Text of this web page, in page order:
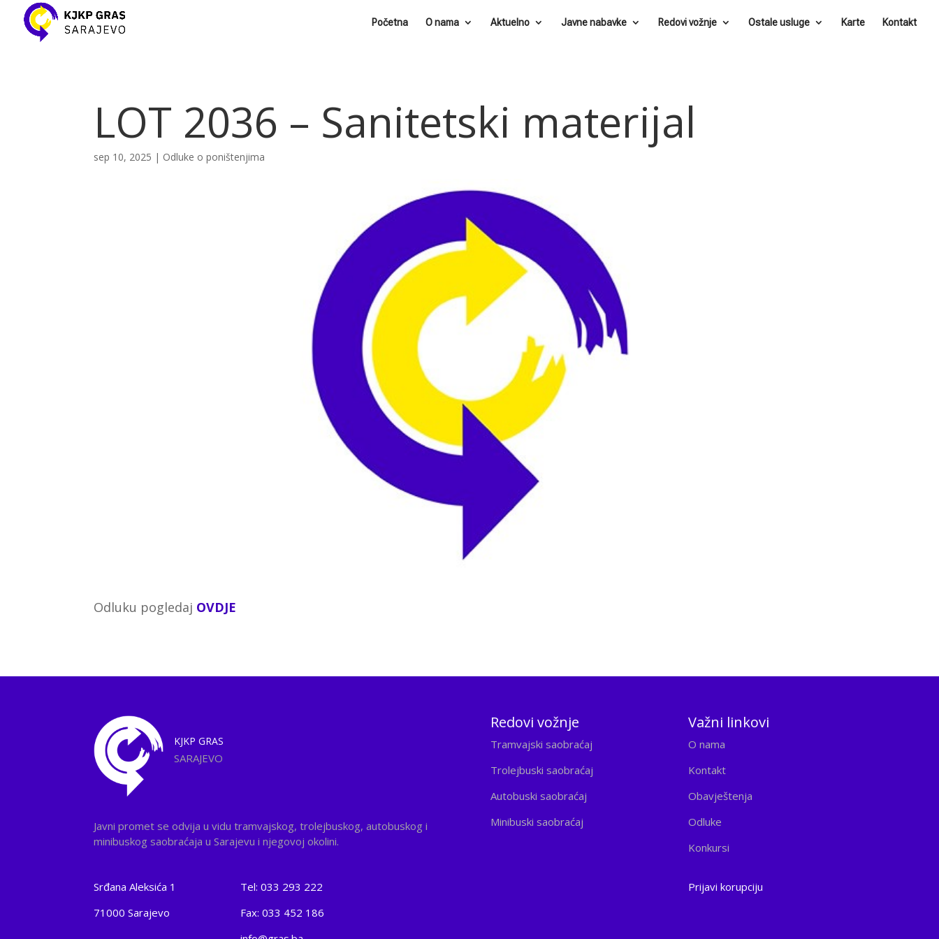
Početna O nama Aktuelno Javne nabavke Redovi vožnje Ostale usluge Karte Kontakt
LOT 2036 – Sanitetski materijal
sep 10, 2025 | Odluke o poništenjima
Odluku pogledaj OVDJE
KJKP GRAS
SARAJEVO
Javni promet se odvija u vidu tramvajskog, trolejbuskog, autobuskog i
minibuskog saobraćaja u Sarajevu i njegovoj okolini.
Redovi vožnje
Tramvajski saobraćaj
Trolejbuski saobraćaj
Autobuski saobraćaj
Minibuski saobraćaj
Važni linkovi
O nama
Kontakt
Obavještenja
Odluke
Konkursi
Srđana Aleksića 1
71000 Sarajevo
Tel: 033 293 222
Fax: 033 452 186
Prijavi korupciju